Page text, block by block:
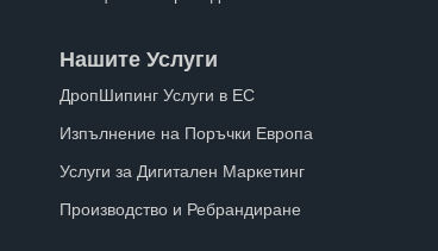
Нашите Услуги
ДропШипинг Услуги в ЕС
Изпълнение на Поръчки Европа
Услуги за Дигитален Маркетинг
Производство и Ребрандиране